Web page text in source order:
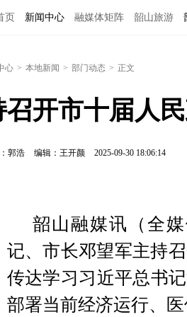
页 新闻中心 融媒体矩阵 韶山旅游
心 > 本地新闻 > 部门动态 > 正文
开市十届人
郭浩 编辑：王开颜 2025-09-30 18:06:14
韶山融媒讯（全
记、市长邓望军主持
传达学习习近平总书
部署当前经济运行、